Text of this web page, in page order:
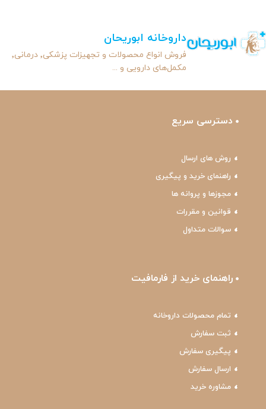
داروخانه ابوریحان
فروش انواع محصولات و تجهیزات پزشکی٬ درمانی٬
مکمل‌های دارویی و ...
دسترسی سریع
روش های ارسال
راهنمای خرید و پیگیری
مجوزها و پروانه ها
قوانین و مقررات
سوالات متداول
راهنمای خرید از فارمافیت
تمام محصولات داروخانه
ثبت سفارش
پیگیری سفارش
ارسال سفارش
مشاوره خرید